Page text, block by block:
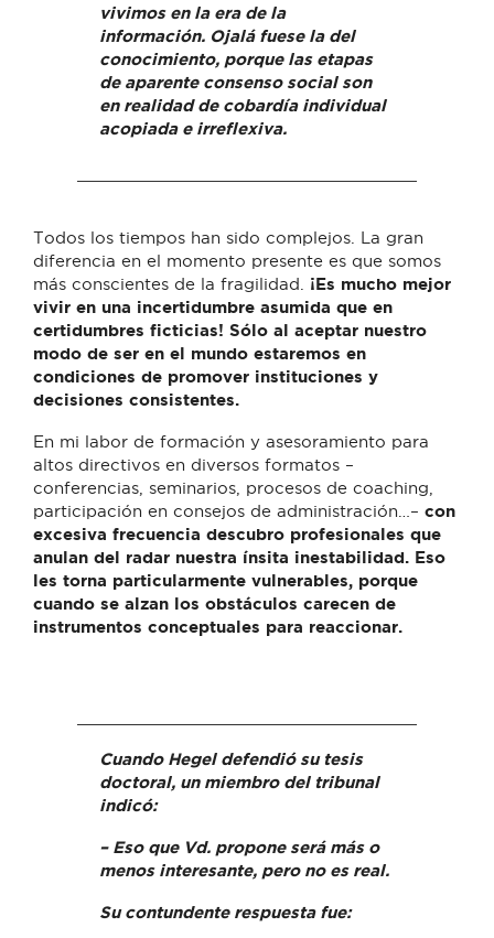
vivimos en la era de la
información. Ojalá fuese la del
conocimiento, porque las etapas
de aparente consenso social son
en realidad de cobardía individual
acopiada e irreflexiva.
Todos los tiempos han sido complejos. La gran
diferencia en el momento presente es que somos
más conscientes de la fragilidad. ¡Es mucho mejor
vivir en una incertidumbre asumida que en
certidumbres ficticias! Sólo al aceptar nuestro
modo de ser en el mundo estaremos en
condiciones de promover instituciones y
decisiones consistentes.
En mi labor de formación y asesoramiento para
altos directivos en diversos formatos –
conferencias, seminarios, procesos de coaching,
participación en consejos de administración…– con
excesiva frecuencia descubro profesionales que
anulan del radar nuestra ínsita inestabilidad. Eso
les torna particularmente vulnerables, porque
cuando se alzan los obstáculos carecen de
instrumentos conceptuales para reaccionar.
Cuando Hegel defendió su tesis
doctoral, un miembro del tribunal
indicó:
– Eso que Vd. propone será más o
menos interesante, pero no es real.
Su contundente respuesta fue: